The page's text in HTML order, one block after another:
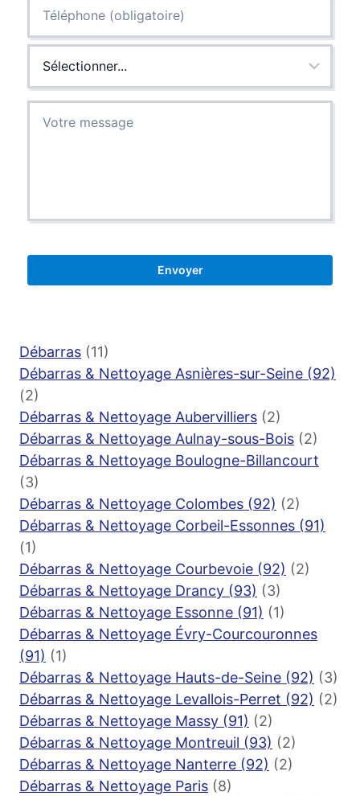
Débarras (11)
Débarras & Nettoyage Asnières-sur-Seine (92)
(2)
Débarras & Nettoyage Aubervilliers (2)
Débarras & Nettoyage Aulnay-sous-Bois (2)
Débarras & Nettoyage Boulogne-Billancourt
(3)
Débarras & Nettoyage Colombes (92) (2)
Débarras & Nettoyage Corbeil-Essonnes (91)
(1)
Débarras & Nettoyage Courbevoie (92) (2)
Débarras & Nettoyage Drancy (93) (3)
Débarras & Nettoyage Essonne (91) (1)
Débarras & Nettoyage Évry-Courcouronnes
(91) (1)
Débarras & Nettoyage Hauts-de-Seine (92) (3)
Débarras & Nettoyage Levallois-Perret (92) (2)
Débarras & Nettoyage Massy (91) (2)
Débarras & Nettoyage Montreuil (93) (2)
Débarras & Nettoyage Nanterre (92) (2)
Débarras & Nettoyage Paris (8)